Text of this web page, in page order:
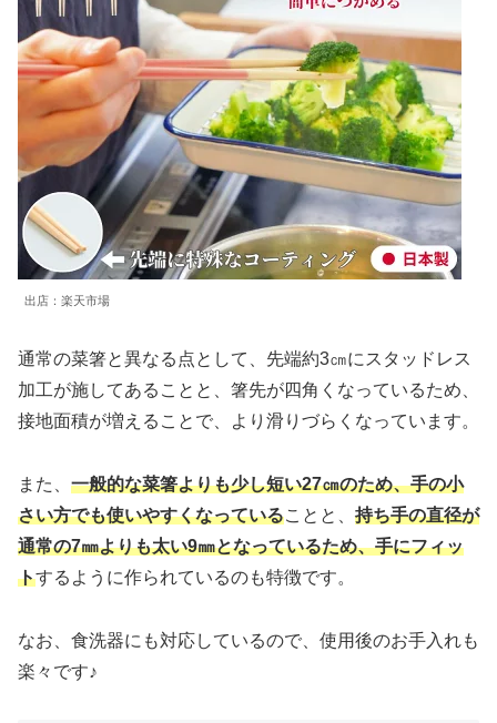
出店：楽天市場
通常の菜箸と異なる点として、先端約3㎝にスタッドレス
加工が施してあることと、箸先が四角くなっているため、
接地面積が増えることで、より滑りづらくなっています。
また、 一般的な菜箸よりも少し短い27㎝のため、手の小
さい方でも使いやすくなっていることと、 持ち手の直径が
通常の7㎜よりも太い9㎜となっているため、手にフィッ
トするように作られているのも特徴です。
なお、食洗器にも対応しているので、使用後のお手入れも
楽々です♪